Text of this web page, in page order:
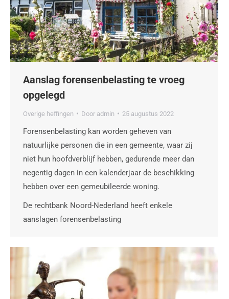
Aanslag forensenbelasting te vroeg
opgelegd
Overige heffingen Door admin 25 augustus 2022
Forensenbelasting kan worden geheven van
natuurlijke personen die in een gemeente, waar zij
niet hun hoofdverblijf hebben, gedurende meer dan
negentig dagen in een kalenderjaar de beschikking
hebben over een gemeubileerde woning.
De rechtbank Noord-Nederland heeft enkele
aanslagen forensenbelasting